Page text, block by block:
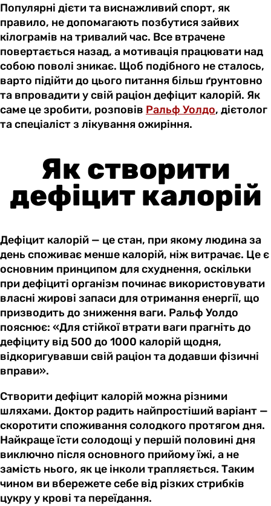
Популярні дієти та виснажливий спорт, як
правило, не допомагають позбутися зайвих
кілограмів на тривалий час. Все втрачене
повертається назад, а мотивація працювати над
собою поволі зникає. Щоб подібного не сталось,
варто підійти до цього питання більш ґрунтовно
та впровадити у свій раціон дефіцит калорій. Як
саме це зробити, розповів Ральф Уолдо, дієтолог
та спеціаліст з лікування ожиріння.
Як створити
дефіцит калорій
Дефіцит калорій — це стан, при якому людина за
день споживає менше калорій, ніж витрачає. Це є
основним принципом для схуднення, оскільки
при дефіциті організм починає використовувати
власні жирові запаси для отримання енергії, що
призводить до зниження ваги. Ральф Уолдо
пояснює: «Для стійкої втрати ваги прагніть до
дефіциту від 500 до 1000 калорій щодня,
відкоригувавши свій раціон та додавши фізичні
вправи».
Створити дефіцит калорій можна різними
шляхами. Доктор радить найпростіший варіант —
скоротити споживання солодкого протягом дня.
Найкраще їсти солодощі у першій половині дня
виключно після основного прийому їжі, а не
замість нього, як це інколи трапляється. Таким
чином ви вбережете себе від різких стрибків
цукру у крові та переїдання.